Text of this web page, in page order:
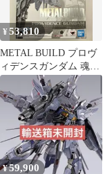
¥53,810
METAL BUILD プロヴ
ィデンスガンダム 魂ウ
ェブ商店限定 機動戦士
ガンダムSEED
¥59,900